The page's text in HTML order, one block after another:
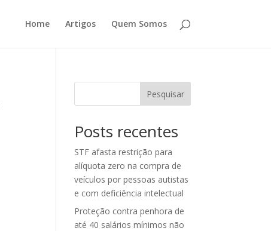
Home Artigos Quem Somos
Pesquisar
Posts recentes
STF afasta restrição para
alíquota zero na compra de
veículos por pessoas autistas
e com deficiência intelectual
Proteção contra penhora de
até 40 salários mínimos não